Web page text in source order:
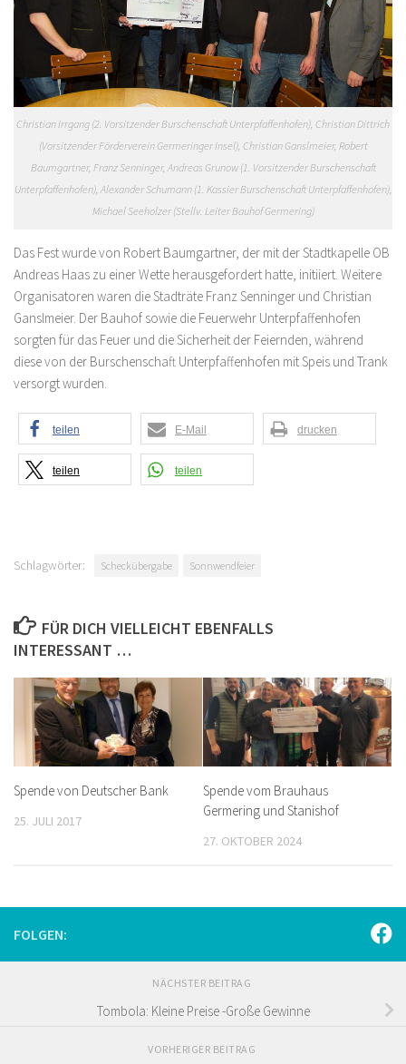
Christian Irrgang (2. Vorsitzender Burschenschaft Unterpfaffenhofen), Christian Dittrich
(Vorsitzender Förderverein Germeringer Insel), Christian Ganslmeier, Robert
Baumgartner, Franz Senninger, Andreas Grunow (1. Vorsitzender Burschenschaft
Unterpfaffenhofen), Alexander Schumann (1. Kassier Burschenschaft Unterpfaffenhofen),
Michael Seeholzer (Stellv. Leiter Bauhof Germering)
Das Fest wurde von Robert Baumgartner, der mit der Stadtkapelle OB
Andreas Haas zu einer Wette herausgefordert hatte, initiiert. Weitere
Organisatoren waren die Stadträte Franz Senninger und Christian
Ganslmeier. Der Bauhof sowie die Feuerwehr Unterpfaffenhofen
sorgten für das Feuer und die Sicherheit der Feiernden, während
diese von der Burschenschaft Unterpfaffenhofen mit Speis und Trank
versorgt wurden.
teilen E-Mail drucken
teilen teilen
Schlagwörter: Scheckübergabe Sonnwendfeier
FÜR DICH VIELLEICHT EBENFALLS
INTERESSANT …
Spende von Deutscher Bank
25. JULI 2017
Spende vom Brauhaus
Germering und Stanishof
27. OKTOBER 2024
FOLGEN:
NÄCHSTER BEITRAG
Tombola: Kleine Preise -Große Gewinne
VORHERIGER BEITRAG